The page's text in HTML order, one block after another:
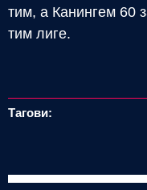
тим, а Канингем 60
тим лиге.
Тагови: